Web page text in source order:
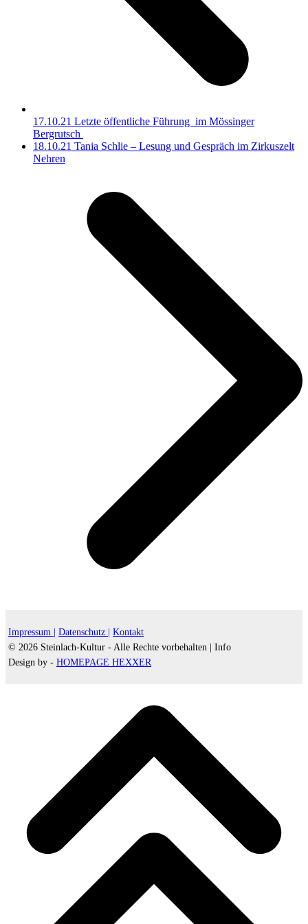
17.10.21 Letzte öffentliche Führung im Mössinger
Bergrutsch
Nächster
Beitrag:
18.10.21 Tania Schlie – Lesung und Gespräch im Zirkuszelt
Nehren
Impressum | Datenschutz |
Kontakt
© 2026 Steinlach-Kultur - Alle Rechte vorbehalten |
Info
Design by - HOMEPAGE HEXXER